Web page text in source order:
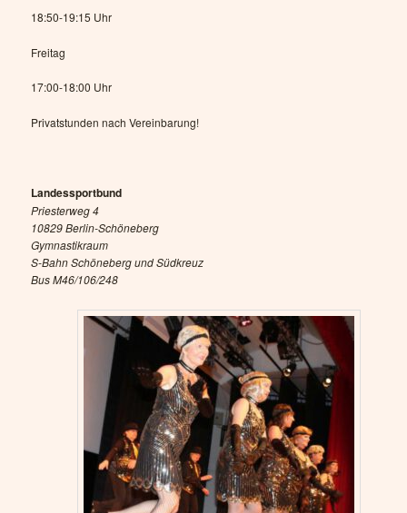
18:50-19:15 Uhr
Freitag
17:00-18:00 Uhr
Privatstunden nach Vereinbarung!
Landessportbund
Priesterweg 4
10829 Berlin-Schöneberg
Gymnastikraum
S-Bahn Schöneberg und Südkreuz
Bus M46/106/248